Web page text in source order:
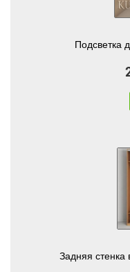
Подсветка
Задняя